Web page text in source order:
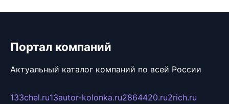
Портал компаний
Актуальный каталог компаний по всей России
133chel.ru13autor-kolonka.ru2864420.ru2rich.ru